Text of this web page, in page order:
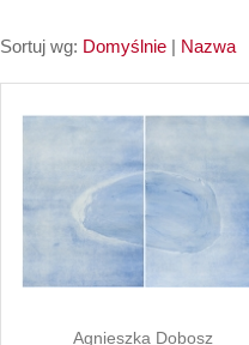
Sortuj wg: Domyślnie | Nazwa
Agnieszka Dobosz